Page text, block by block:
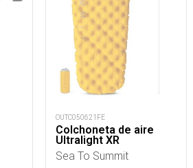
OUTC050621FE
Colchoneta de aire
Ultralight XR
Sea To Summit